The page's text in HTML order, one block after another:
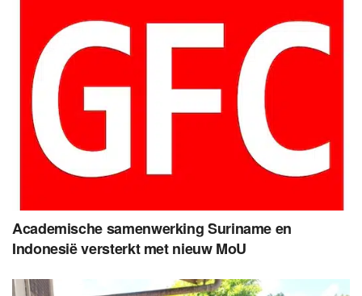
Academische samenwerking Suriname en
Indonesië versterkt met nieuw MoU